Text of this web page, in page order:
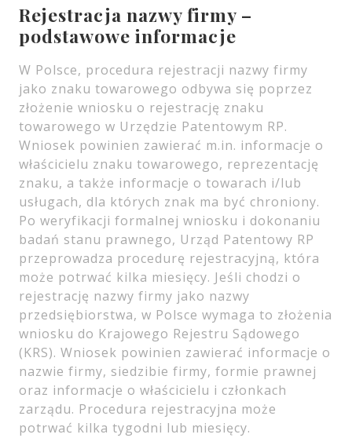
Rejestracja nazwy firmy –
podstawowe informacje
W Polsce, procedura rejestracji nazwy firmy
jako znaku towarowego odbywa się poprzez
złożenie wniosku o rejestrację znaku
towarowego w Urzędzie Patentowym RP.
Wniosek powinien zawierać m.in. informacje o
właścicielu znaku towarowego, reprezentację
znaku, a także informacje o towarach i/lub
usługach, dla których znak ma być chroniony.
Po weryfikacji formalnej wniosku i dokonaniu
badań stanu prawnego, Urząd Patentowy RP
przeprowadza procedurę rejestracyjną, która
może potrwać kilka miesięcy. Jeśli chodzi o
rejestrację nazwy firmy jako nazwy
przedsiębiorstwa, w Polsce wymaga to złożenia
wniosku do Krajowego Rejestru Sądowego
(KRS). Wniosek powinien zawierać informacje o
nazwie firmy, siedzibie firmy, formie prawnej
oraz informacje o właścicielu i członkach
zarządu. Procedura rejestracyjna może
potrwać kilka tygodni lub miesięcy.